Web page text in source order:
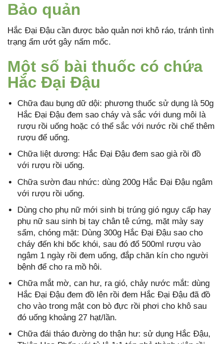
Bảo quản
Hắc Đại Đậu cần được bảo quản nơi khô ráo, tránh tình
trạng ẩm ướt gây nấm mốc.
Một số bài thuốc có chứa
Hắc Đại Đậu
Chữa đau bụng dữ dội: phương thuốc sử dụng là 50g
Hắc Đại Đậu đem sao cháy và sắc với dung môi là
rượu rồi uống hoặc có thể sắc với nước rồi chế thêm
rượu để uống.
Chữa liệt dương: Hắc Đại Đậu đem sao già rồi đồ
với rượu rồi uống.
Chữa sườn đau nhức: dùng 200g Hắc Đại Đậu ngâm
với rượu rồi uống.
Dùng cho phụ nữ mới sinh bị trúng gió nguy cấp hay
phụ nữ sau sinh bị tay chân tê cứng, mặt mày say
sẩm, chóng mặt: Dùng 300g Hắc Đại Đậu sao cho
cháy đến khi bốc khói, sau đó đổ 500ml rượu vào
ngâm 1 ngày rồi đem uống, đắp chăn kín cho người
bệnh để cho ra mồ hôi.
Chữa mắt mờ, can hư, ra gió, chảy nước mắt: dùng
Hắc Đại Đậu đem đồ lên rồi đem Hắc Đại Đậu đã đồ
cho vào trong mật con bò đực rồi phơi cho khô sau
đó uống khoảng 27 hạt/lần.
Chữa đái tháo đường do thận hư: sử dụng Hắc Đậu,